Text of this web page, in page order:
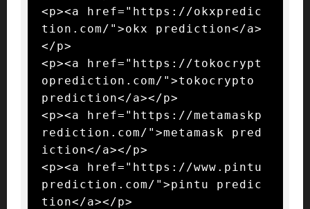
<p><a href="https://okxpredic
tion.com/">okx prediction</a>
</p>
<p><a href="https://tokocrypt
oprediction.com/">tokocrypto
prediction</a></p>
<p><a href="https://metamaskp
rediction.com/">metamask pred
iction</a></p>
<p><a href="https://www.pintu
prediction.com/">pintu predic
tion</a></p>